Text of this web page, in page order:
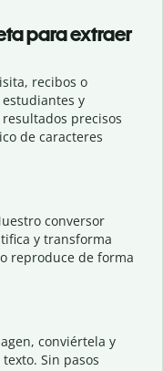
para extraer
recibos o
y
precisos
de caracteres
conversor
y transforma
reproduce de forma
conviértela y
Sin pasos